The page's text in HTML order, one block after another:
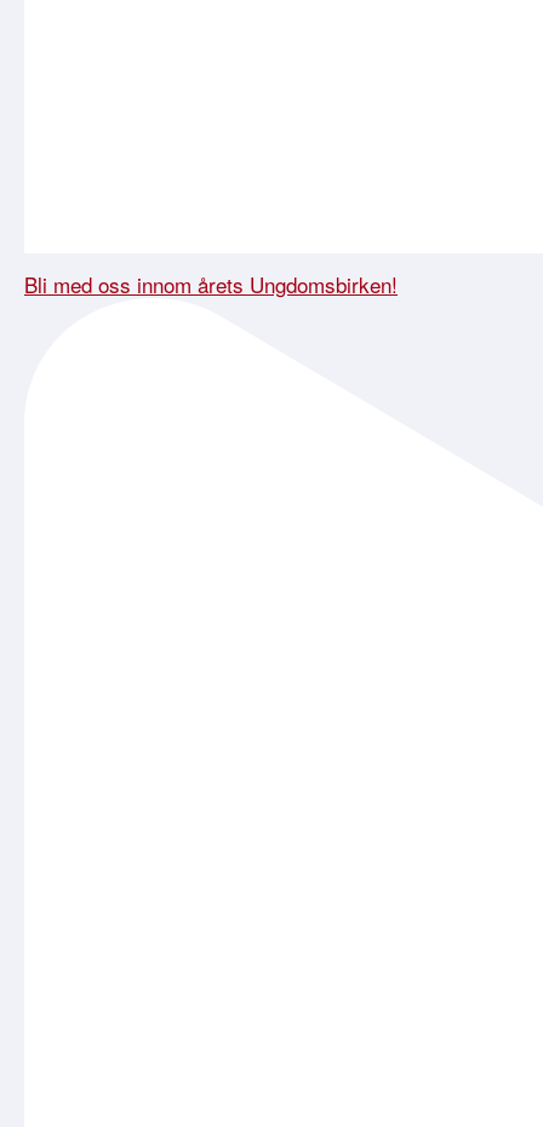
Bli med oss innom årets Ungdomsbirken!